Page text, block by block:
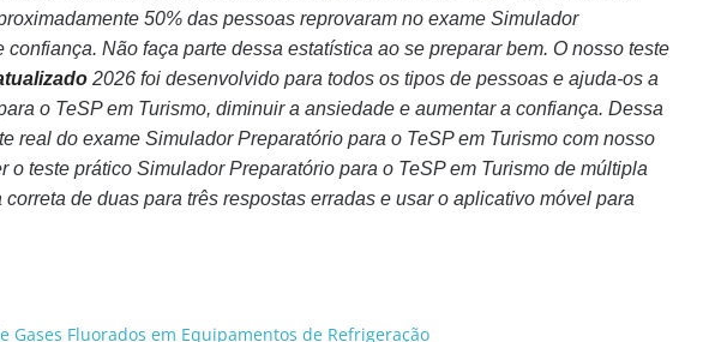
50% das pessoas reprovaram no exame Simulador
Não faça parte dessa estatística ao se preparar bem. O nosso teste
2026 foi desenvolvido para todos os tipos de pessoas e ajuda-os a
o TeSP em Turismo, diminuir a ansiedade e aumentar a confiança. Dessa
real do exame Simulador Preparatório para o TeSP em Turismo com nosso
o teste prático Simulador Preparatório para o TeSP em Turismo de múltipla
de duas para três respostas erradas e usar o aplicativo móvel para
Fluorados em Equipamentos de Refrigeração